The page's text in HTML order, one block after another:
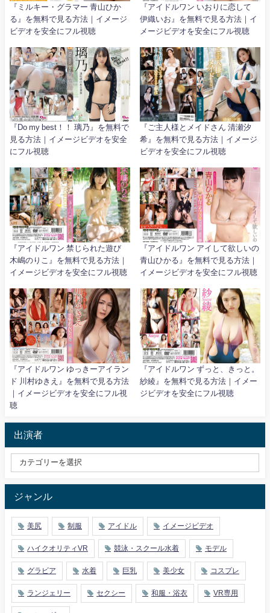
『ミルキー・グラマー 青山ひか
る』を無料で見る方法｜イメージ
ビデオを安全にフル視聴
『アイドルワン いおりに恋して
伊織いお』を無料で見る方法｜イ
メージビデオを安全にフル視聴
『Do my best！！ 璃乃』を無料で
見る方法｜イメージビデオを安全
にフル視聴
『ご主人様とメイドさん 清瀬汐
希』を無料で見る方法｜イメージ
ビデオを安全にフル視聴
『アイドルワン 禁じられた遊び
木嶋のりこ』を無料で見る方法｜
イメージビデオを安全にフル視聴
『アイドルワン アイして欲しいの
青山ひかる』を無料で見る方法｜
イメージビデオを安全にフル視聴
『アイドルワン ゆっきーアイラン
ド 川村ゆきえ』を無料で見る方法
｜イメージビデオを安全にフル視
聴
『アイドルワン ずっと、きっと。
紗綾』を無料で見る方法｜イメー
ジビデオを安全にフル視聴
出演者
ジャンル
美尻 制服 アイドル イメージビデオ
ハイクオリティVR 競泳・スクール水着 モデル
グラビア 水着 巨乳 美少女 コスプレ
ランジェリー セクシー 和服・浴衣 VR専用